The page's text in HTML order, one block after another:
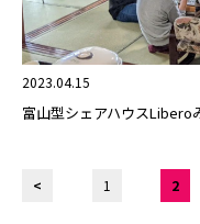
2023.04.15
富山型シェアハウスLibero
< 1 2